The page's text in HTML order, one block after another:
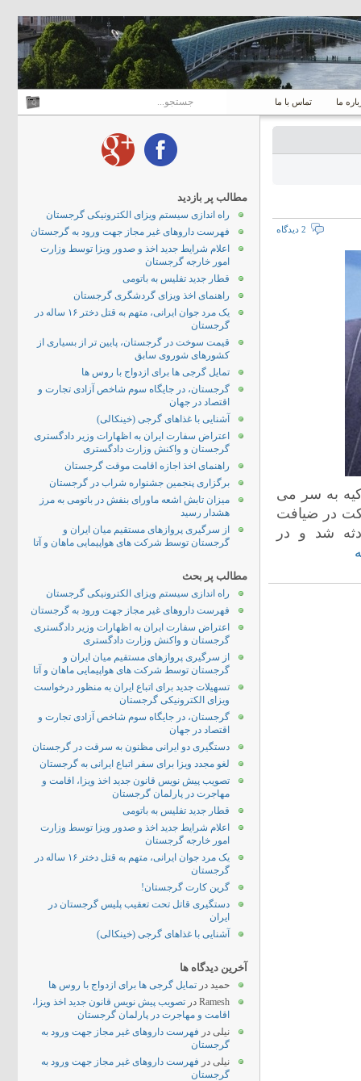
ما تماس با ما
2 دیدگاه
به سر می
در ضیافت
شد و در
مطالب پر بازدید
راه اندازی سیستم ویزای الکترونیکی گرجستان
فهرست داروهای غیر مجاز جهت ورود به گرجستان
اعلام شرایط جدید اخذ و صدور ویزا توسط وزارت
امور خارجه گرجستان
قطار جدید تفلیس به باتومی
راهنمای اخذ ویزای گردشگری گرجستان
یک مرد جوان ایرانی، متهم به قتل دختر ۱۶ ساله در
گرجستان
قیمت سوخت در گرجستان، پایین تر از بسیاری از
کشورهای شوروی سابق
تمایل گرجی ها برای ازدواج با روس ها
گرجستان، در جایگاه سوم شاخص آزادی تجارت و
اقتصاد در جهان
آشنایی با غذاهای گرجی (خینکالی)
اعتراض سفارت ایران به اظهارات وزیر دادگستری
گرجستان و واکنش وزارت دادگستری
راهنمای اخذ اجازه اقامت موقت گرجستان
برگزاری پنجمین جشنواره شراب در گرجستان
میزان تابش اشعه ماورای بنفش در باتومی به مرز
هشدار رسید
از سرگیری پروازهای مستقیم میان ایران و
گرجستان توسط شرکت های هواپیمایی ماهان و آتا
مطالب پر بحث
راه اندازی سیستم ویزای الکترونیکی گرجستان
فهرست داروهای غیر مجاز جهت ورود به گرجستان
اعتراض سفارت ایران به اظهارات وزیر دادگستری
گرجستان و واکنش وزارت دادگستری
از سرگیری پروازهای مستقیم میان ایران و
گرجستان توسط شرکت های هواپیمایی ماهان و آتا
تسهیلات جدید برای اتباع ایران به منظور درخواست
ویزای الکترونیکی گرجستان
گرجستان، در جایگاه سوم شاخص آزادی تجارت و
اقتصاد در جهان
دستگیری دو ایرانی مظنون به سرقت در گرجستان
لغو مجدد ویزا برای سفر اتباع ایرانی به گرجستان
تصویب پیش نویس قانون جدید اخذ ویزا، اقامت و
مهاجرت در پارلمان گرجستان
قطار جدید تفلیس به باتومی
اعلام شرایط جدید اخذ و صدور ویزا توسط وزارت
امور خارجه گرجستان
یک مرد جوان ایرانی، متهم به قتل دختر ۱۶ ساله در
گرجستان
گرین کارت گرجستان!
دستگیری قاتل تحت تعقیب پلیس گرجستان در
ایران
آشنایی با غذاهای گرجی (خینکالی)
آخرین دیدگاه ها
حمید در تمایل گرجی ها برای ازدواج با روس ها
Ramesh در تصویب پیش نویس قانون جدید اخذ ویزا،
اقامت و مهاجرت در پارلمان گرجستان
نیلی در فهرست داروهای غیر مجاز جهت ورود به
گرجستان
نیلی در فهرست داروهای غیر مجاز جهت ورود به
گرجستان